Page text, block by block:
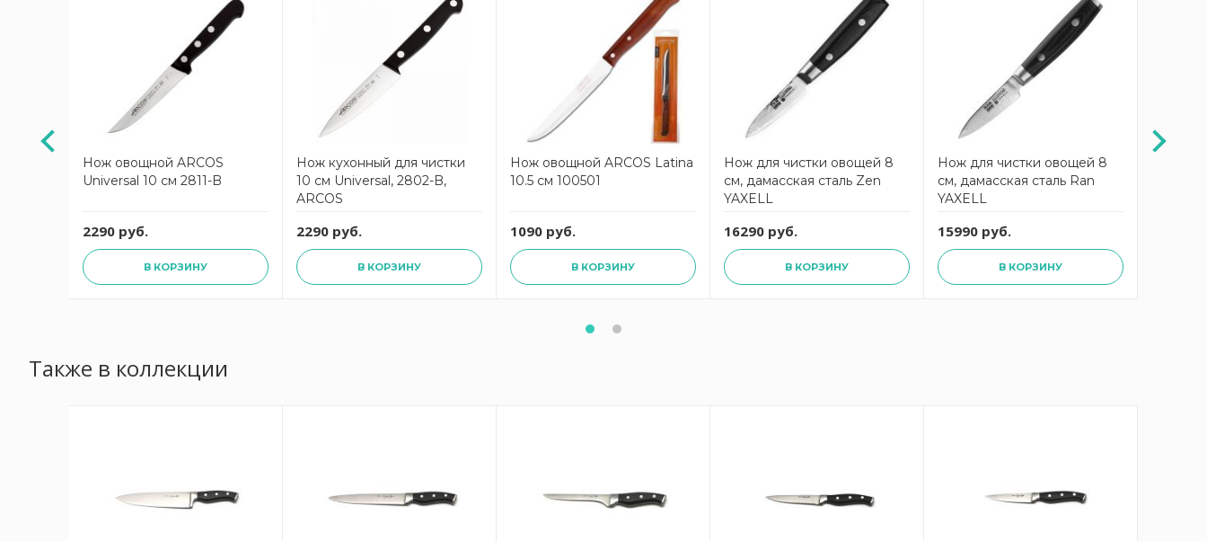
Нож овощной ARCOS
Universal 10 см 2811-B
2290 руб.
В КОРЗИНУ
Нож кухонный для чистки
10 см Universal, 2802-B,
ARCOS
2290 руб.
В КОРЗИНУ
Нож овощной ARCOS Latina
10.5 см 100501
1090 руб.
В КОРЗИНУ
Нож для чистки овощей 8
см, дамасская сталь Zen
YAXELL
16290 руб.
В КОРЗИНУ
Нож для чистки овощей 8
см, дамасская сталь Ran
YAXELL
15990 руб.
В КОРЗИНУ
Также в коллекции